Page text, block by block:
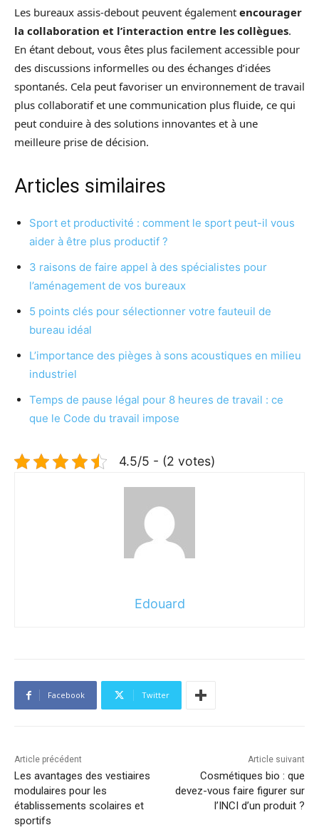
Les bureaux assis-debout peuvent également encourager
la collaboration et l’interaction entre les collègues.
En étant debout, vous êtes plus facilement accessible pour
des discussions informelles ou des échanges d’idées
spontanés. Cela peut favoriser un environnement de travail
plus collaboratif et une communication plus fluide, ce qui
peut conduire à des solutions innovantes et à une
meilleure prise de décision.
Articles similaires
Sport et productivité : comment le sport peut-il vous
aider à être plus productif ?
3 raisons de faire appel à des spécialistes pour
l’aménagement de vos bureaux
5 points clés pour sélectionner votre fauteuil de
bureau idéal
L’importance des pièges à sons acoustiques en milieu
industriel
Temps de pause légal pour 8 heures de travail : ce
que le Code du travail impose
4.5/5 - (2 votes)
Edouard
Facebook Twitter
Article précédent
Les avantages des vestiaires
modulaires pour les
établissements scolaires et
sportifs
Article suivant
Cosmétiques bio : que
devez-vous faire figurer sur
l’INCI d’un produit ?